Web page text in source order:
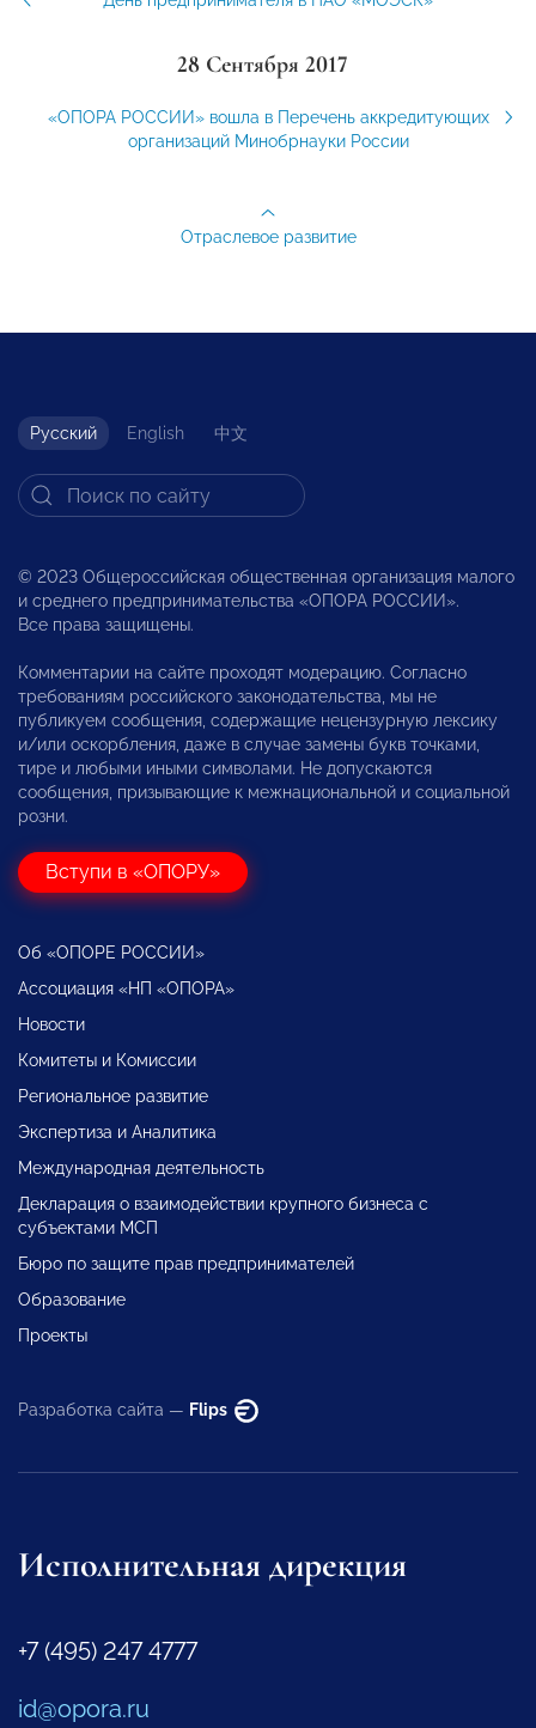
28 Сентября 2017
«ОПОРА РОССИИ» вошла в Перечень аккредитующих
организаций Минобрнауки России
Отраслевое развитие
Русский English 中文
© 2023 Общероссийская общественная организация малого
и среднего предпринимательства «ОПОРА РОССИИ».
Все права защищены.
Комментарии на сайте проходят модерацию. Согласно
требованиям российского законодательства, мы не
публикуем сообщения, содержащие нецензурную лексику
и/или оскорбления, даже в случае замены букв точками,
тире и любыми иными символами. Не допускаются
сообщения, призывающие к межнациональной и социальной
розни.
Вступи в «ОПОРУ»
Об «ОПОРЕ РОССИИ»
Ассоциация «НП «ОПОРА»
Новости
Комитеты и Комиссии
Региональное развитие
Экспертиза и Аналитика
Международная деятельность
Декларация о взаимодействии крупного бизнеса с
субъектами МСП
Бюро по защите прав предпринимателей
Образование
Проекты
Разработка сайта — Flips
Исполнительная дирекция
+7 (495) 247 4777
id@opora.ru